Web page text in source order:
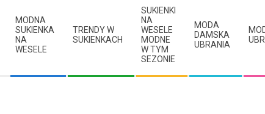
Navigation
Menu
MODNA
SUKIENKA
NA
WESELE
TRENDY W
SUKIENKACH
SUKIENKI
NA
WESELE
MODNE
W TYM
SEZONIE
MODA
DAMSKA
UBRANIA